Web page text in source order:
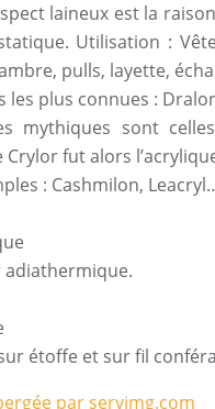
laineux est la
Utilisation :
pulls, layette,
les plus connues :
mythiques sont
Crylor fut alors
: Cashmilon,
adiathermique.
étoffe et sur fil